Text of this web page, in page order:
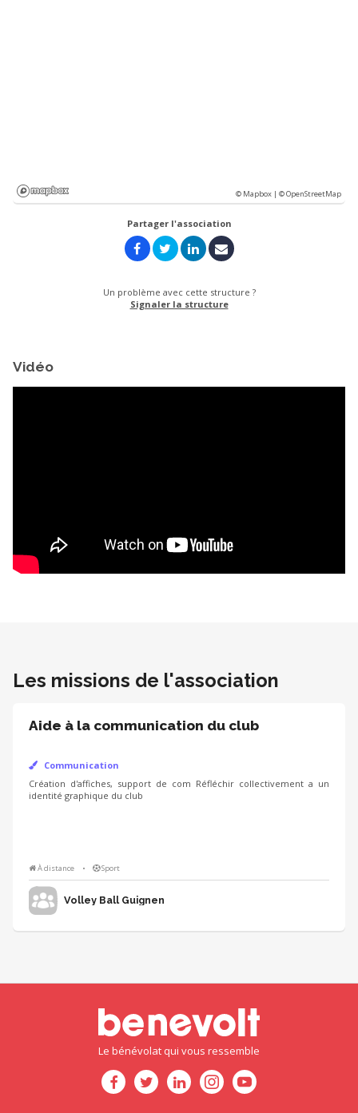
© Mapbox |© OpenStreetMap
Partager l'association
Un problème avec cette structure ?
Signaler la structure
Vidéo
Les missions de l'association
Aide à la communication du club
Communication
Création d'affiches, support de com Réfléchir collectivement a un
identité graphique du club
À distance • Sport
Volley Ball Guignen
Le bénévolat qui vous ressemble